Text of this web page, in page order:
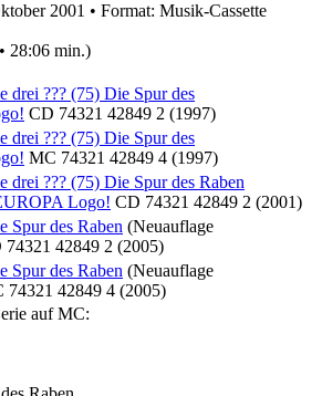
2001 • Format: Musik-Cassette
28:06 min.)
drei ??? (75) Die Spur des
CD 74321 42849 2 (1997)
drei ??? (75) Die Spur des
MC 74321 42849 4 (1997)
drei ??? (75) Die Spur des Raben
Logo! CD 74321 42849 2 (2001)
Spur des Raben (Neuauflage
74321 42849 2 (2005)
Spur des Raben (Neuauflage
74321 42849 4 (2005)
auf MC: